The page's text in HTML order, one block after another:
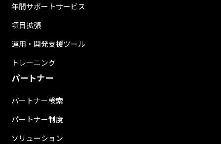
年間サポートサービス
項目拡張
運用・開発支援ツール
トレーニング
パートナー
パートナー検索
パートナー制度
ソリューション